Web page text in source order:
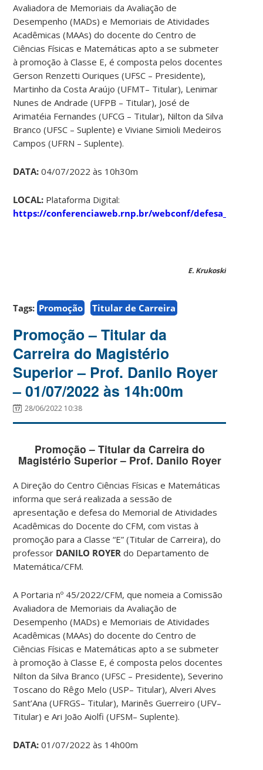
Avaliadora de Memoriais da Avaliação de
Desempenho (MADs) e Memoriais de Atividades
Acadêmicas (MAAs) do docente do Centro de
Ciências Físicas e Matemáticas apto a se submeter
à promoção à Classe E, é composta pelos docentes
Gerson Renzetti Ouriques (UFSC – Presidente),
Martinho da Costa Araújo (UFMT– Titular), Lenimar
Nunes de Andrade (UFPB – Titular), José de
Arimatéia Fernandes (UFCG – Titular), Nilton da Silva
Branco (UFSC – Suplente) e Viviane Simioli Medeiros
Campos (UFRN – Suplente).
DATA: 04/07/2022 às 10h30m
LOCAL: Plataforma Digital:
https://conferenciaweb.rnp.br/webconf/defesa_maa
E. Krukoski
Tags: Promoção Titular de Carreira
Promoção – Titular da
Carreira do Magistério
Superior – Prof. Danilo Royer
– 01/07/2022 às 14h:00m
28/06/2022 10:38
Promoção – Titular da Carreira do
Magistério Superior – Prof. Danilo Royer
A Direção do Centro Ciências Físicas e Matemáticas
informa que será realizada a sessão de
apresentação e defesa do Memorial de Atividades
Acadêmicas do Docente do CFM, com vistas à
promoção para a Classe “E” (Titular de Carreira), do
professor DANILO ROYER do Departamento de
Matemática/CFM.
A Portaria nº 45/2022/CFM, que nomeia a Comissão
Avaliadora de Memoriais da Avaliação de
Desempenho (MADs) e Memoriais de Atividades
Acadêmicas (MAAs) do docente do Centro de
Ciências Físicas e Matemáticas apto a se submeter
à promoção à Classe E, é composta pelos docentes
Nilton da Silva Branco (UFSC – Presidente), Severino
Toscano do Rêgo Melo (USP– Titular), Alveri Alves
Sant’Ana (UFRGS– Titular), Marinês Guerreiro (UFV–
Titular) e Ari João Aiolfi (UFSM– Suplente).
DATA: 01/07/2022 às 14h00m